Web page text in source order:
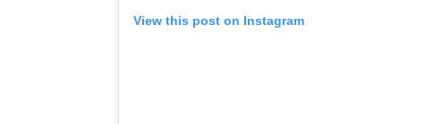
View this post on Instagram